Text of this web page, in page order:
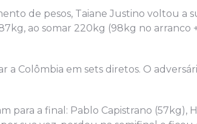
de pesos, Taiane Justino voltou a
ao somar 220kg (98kg no arranco
Colômbia em sets diretos. O
para a final: Pablo Capistrano (57kg),